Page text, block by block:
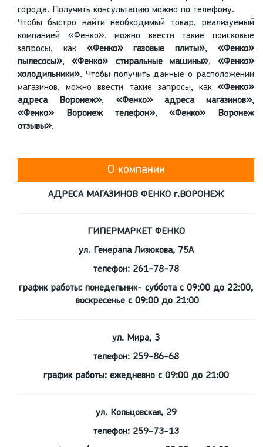
города. Получить консультацию можно по телефону.
Чтобы быстро найти необходимый товар, реализуемый
компанией «Фенко», можно ввести такие поисковые
запросы, как «Фенко» газовые плиты»,«Фенко»
пылесосы»,«Фенко» стиральные машины», «Фенко»
холодильники». Чтобы получить данные о расположении
магазинов, можно ввести такие запросы, как «Фенко»
адреса Воронеж», «Фенко» адреса магазинов»,
«Фенко» Воронеж телефон»,«Фенко» Воронеж
отзывы».
О компании
АДРЕСА МАГАЗИНОВ ФЕНКО г.ВОРОНЕЖ
ГИПЕРМАРКЕТ ФЕНКО
ул. Генерала Лизюкова, 75А
телефон: 261-78-78
график работы: понедельник- суббота с 09:00 до 22:00,
воскресенье с 09:00 до 21:00
ул. Мира, 3
телефон: 259-86-68
график работы: ежедневно с 09:00 до 21:00
ул. Кольцовская, 29
телефон: 259-73-13